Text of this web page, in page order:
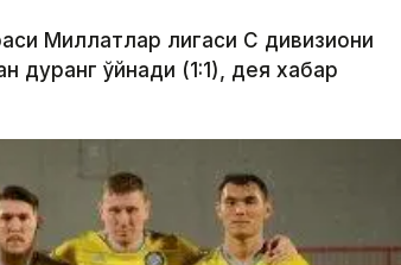
Миллатлар лигаси C дивизиони
дуранг ўйнади (1:1), дея хабар